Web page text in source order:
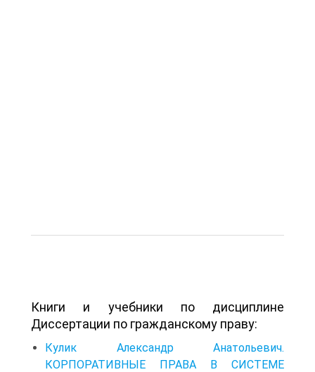
Книги и учебники по дисциплине
Диссертации по гражданскому праву:
Кулик Александр Анатольевич.
КОРПОРАТИВНЫЕ ПРАВА В СИСТЕМЕ